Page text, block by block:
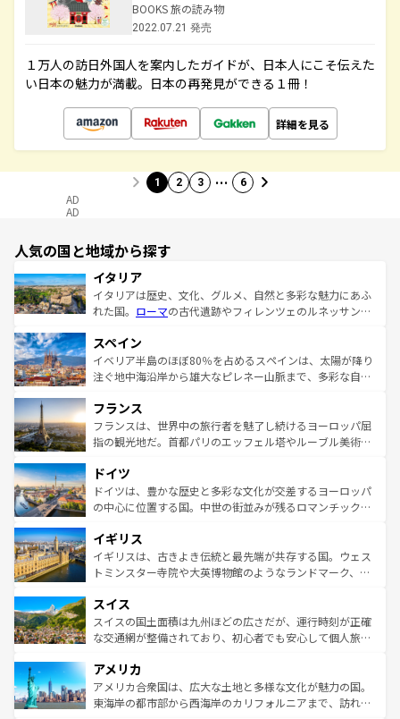
BOOKS 旅の読み物
2022.07.21 発売
１万人の訪日外国人を案内したガイドが、日本人にこそ伝えた
い日本の魅力が満載。日本の再発見ができる１冊！
詳細を見る
1 2 3 … 6
AD
AD
人気の国と地域から探す
イタリア
イタリアは歴史、文化、グルメ、自然と多彩な魅力にあふ
れた国。 ローマの古代遺跡やフィレンツェのルネッサンス
ろん、トスカーナの美しい田園風景やアマルフィ海岸の絶
景など、自然景観も見逃せない。観光の合間には、本場の
ピザやパスタなど、絶品のイタリア料理を堪能することも
ませてくれるイタリアで、忘れられない旅をしてみよう！
なお、新着のイタリア情報はコンテンツ一覧 を参照してほ
しい。
スペイン
イベリア半島のほぼ80％を占めるスペインは、太陽が降り
注ぐ地中海沿岸から雄大なピレネー山脈まで、多彩な自然
文化が根付くこの国では、情熱的なフラメンコ、熱気あふ
れる闘牛、そして美味しいタパスが生活の一部となってい
る。首都マドリードの洗練された雰囲気や、バルセロナの
の城塞都市、穏やかなビーチリゾートまで多彩な表情を見
せる。地方によって風土や気候が異なるスペインはその個
性で訪れる人を魅了する。 なお、新着のスペイン情報はコ
フランス
フランスは、世界中の旅行者を魅了し続けるヨーロッパ屈
指の観光地だ。首都パリのエッフェル塔やルーブル美術館
で、幅広い魅力が詰まっている。華麗な宮殿、歴史的な大
聖堂、美しいビーチ、そして豊かな自然が、訪れる者を心
から魅了する。また、フランスは美食の国としても知ら
いる。シャンパンの発祥地であるランス、プロヴァンスの
香り高いラベンダー畑など、多彩な楽しみ方が可能だ。さ
らに、パリ以外の地域にも魅力が溢れており、どの街角に
れる地方に足を運ぶとそれぞれで全く異なる文化を体験で
きるだろう。 なお、新着のフランス情報はコンテンツ一覧
を参照してほしい。
ドイツ
ドイツは、豊かな歴史と多彩な文化が交差するヨーロッパ
の中心に位置する国。中世の街並みが残るロマンチック街
顔を持つこの国は、どこを歩いても飽きることがない。ベ
ルリンの文化的活気、バイエルン州のアルプスの絶景、そ
してライン川沿いのワイン畑といった風景は必見。ビール
は、お酒好きな人にはぜひ体験してほしい。 なお、新着の
ドイツ情報はコンテンツ一覧を参照してほしい。
イギリス
イギリスは、古きよき伝統と最先端が共存する国。ウェス
トミンスター寺院や大英博物館のようなランドマーク、歴
リアごとに異なる魅力がある。また、優雅なアフタヌーン
ティー、ビール好きにはたまらない英国パブ、サッカー観
戦など、本場だからこそできる体験も豊富。イギリスを旅
ンツ一覧を参照してほしい。
スイス
スイスの国土面積は九州ほどの広さだが、運行時刻が正確
な交通網が整備されており、初心者でも安心して個人旅行
の建物がそのまま残る町や、スイスならではのユニークな
博物館もあり、アルプス観光だけでなく町歩きも満喫する
ことができる。国民の所得が高いため物価も高いが、旅行
アメリカ
アメリカ合衆国は、広大な土地と多様な文化が魅力の国。
東海岸の都市部から西海岸のカリフォルニアまで、訪れる